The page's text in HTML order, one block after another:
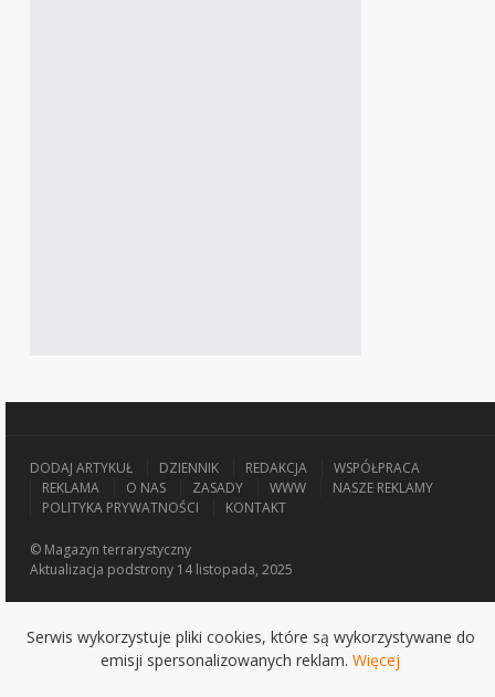
DODAJ ARTYKUŁ DZIENNIK REDAKCJA
WSPÓŁPRACA
REKLAMA
O NAS ZASADY WWW
NASZE REKLAMY
POLITYKA PRYWATNOŚCI
KONTAKT
© Magazyn terrarystyczny
Aktualizacja podstrony 14 listopada, 2025
Serwis wykorzystuje pliki cookies, które są wykorzystywane do
emisji spersonalizowanych reklam. Więcej